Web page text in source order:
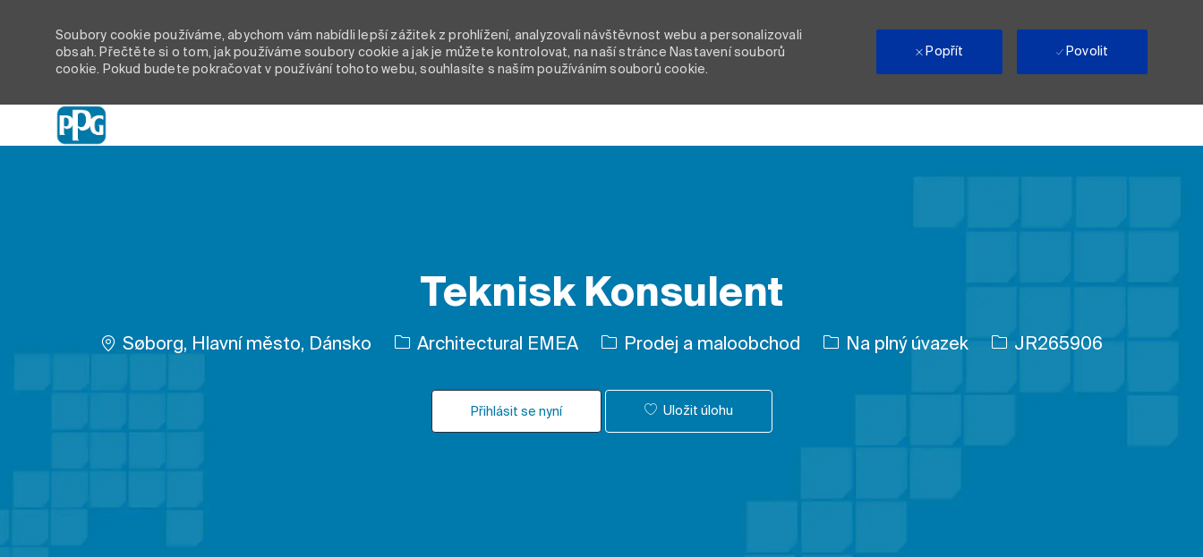
Soubory cookie používáme, abychom vám nabídli lepší zážitek z prohlížení, analyzovali návštěvnost webu a personalizovali
obsah. Přečtěte si o tom, jak používáme soubory cookie a jak je můžete kontrolovat, na naší stránce Nastavení souborů
cookie. Pokud budete pokračovat v používání tohoto webu, souhlasíte s naším používáním souborů cookie.
Popřít Povolit
Teknisk Konsulent
Umístění
Søborg, Hlavní město, Dánsko Architectural EMEA Kategorie
Prodej a maloobchod Typ úlohy
Na plný úvazek ID úlohy
JR265906
Přihlásit se nyní Uložit úlohu